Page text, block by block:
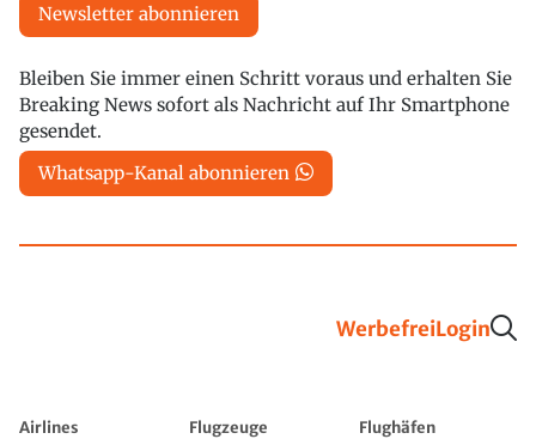
Newsletter abonnieren
Bleiben Sie immer einen Schritt voraus und erhalten Sie
Breaking News sofort als Nachricht auf Ihr Smartphone
gesendet.
Whatsapp-Kanal abonnieren
WerbefreiLogin
Airlines Flugzeuge
Flughäfen